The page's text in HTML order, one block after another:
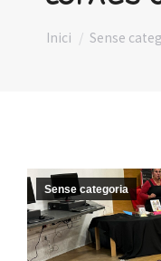
You are here:
Inici Sense
Sense categoria